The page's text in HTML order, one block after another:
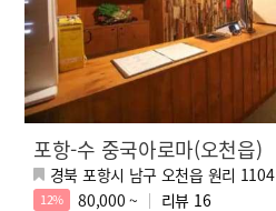
포항-수 중국아로마(오천읍)
경북 포항시 남구 오천읍 원리 1104
12% 80,000 ~ 리뷰 16